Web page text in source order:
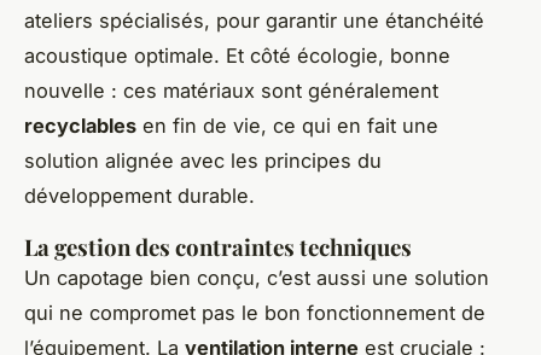
ateliers spécialisés, pour garantir une étanchéité
acoustique optimale. Et côté écologie, bonne
nouvelle : ces matériaux sont généralement
recyclables en fin de vie, ce qui en fait une
solution alignée avec les principes du
développement durable.
La gestion des contraintes techniques
Un capotage bien conçu, c’est aussi une solution
qui ne compromet pas le bon fonctionnement de
l’équipement. La ventilation interne est cruciale :